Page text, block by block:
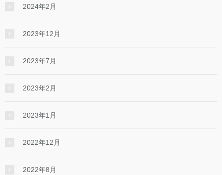
2024年2月
2023年12月
2023年7月
2023年2月
2023年1月
2022年12月
2022年8月